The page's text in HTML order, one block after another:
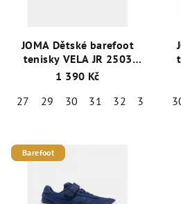
JOMA Dětské barefoot
tenisky VELA JR 2503
bílé/modré
1 390 Kč
27
29 30 31 32 33 34
Barefoot